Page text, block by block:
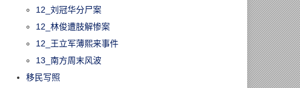
12_刘冠华分尸案
12_林俊遭肢解惨案
12_王立军薄熙来事件
13_南方周末风波
移民写照